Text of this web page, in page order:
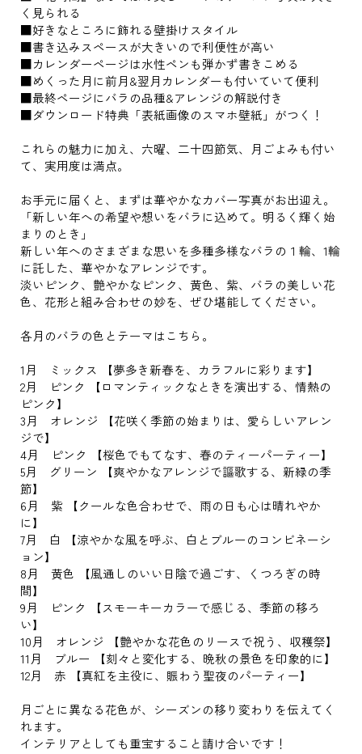
く見られる
■好きなところに飾れる壁掛けスタイル
■書き込みスペースが大きいので利便性が高い
■カレンダーページは水性ペンも弾かず書きこめる
■めくった月に前月&翌月カレンダーも付いていて便利
■最終ページにバラの品種&アレンジの解説付き
■ダウンロード特典「表紙画像のスマホ壁紙」がつく！
これらの魅力に加え、六曜、二十四節気、月ごよみも付い
て、実用度は満点。
お手元に届くと、まずは華やかなカバー写真がお出迎え。
「新しい年への希望や想いをバラに込めて。明るく輝く始
まりのとき」
新しい年へのさまざまな思いを多種多様なバラの１輪、1輪
に託した、華やかなアレンジです。
淡いピンク、艶やかなピンク、黄色、紫、バラの美しい花
色、花形と組み合わせの妙を、ぜひ堪能してください。
各月のバラの色とテーマはこちら。
1月 ミックス 【夢多き新春を、カラフルに彩ります】
2月 ピンク 【ロマンティックなときを演出する、情熱の
ピンク】
3月 オレンジ 【花咲く季節の始まりは、愛らしいアレン
ジで】
4月 ピンク 【桜色でもてなす、春のティーパーティー】
5月 グリーン 【爽やかなアレンジで謳歌する、新緑の季
節】
6月 紫 【クールな色合わせで、雨の日も心は晴れやか
に】
7月 白 【涼やかな風を呼ぶ、白とブルーのコンビネーシ
ョン】
8月 黄色 【風通しのいい日陰で過ごす、くつろぎの時
間】
9月 ピンク 【スモーキーカラーで感じる、季節の移ろ
い】
10月 オレンジ 【艶やかな花色のリースで祝う、収穫祭】
11月 ブルー 【刻々と変化する、晩秋の景色を印象的に】
12月 赤 【真紅を主役に、賑わう聖夜のパーティー】
月ごとに異なる花色が、シーズンの移り変わりを伝えてく
れます。
インテリアとしても重宝すること請け合いです！